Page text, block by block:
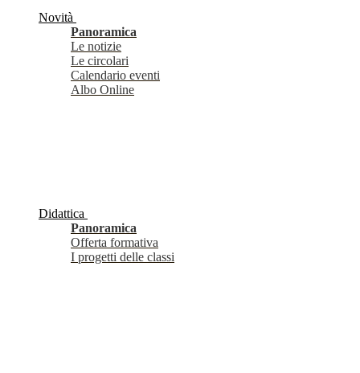
Novità
Panoramica
Le notizie
Le circolari
Calendario eventi
Albo Online
Didattica
Panoramica
Offerta formativa
I progetti delle classi